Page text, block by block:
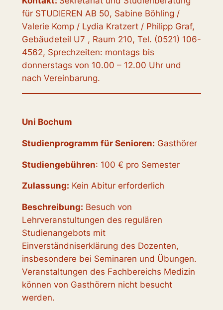
für STUDIEREN AB 50, Sabine Böhling /
Valerie Komp / Lydia Kratzert / Philipp Graf,
Gebäudeteil U7 , Raum 210, Tel. (0521) 106-
4562, Sprechzeiten: montags bis
donnerstags von 10.00 – 12.00 Uhr und
nach Vereinbarung.
Uni Bochum
Studienprogramm für Senioren: Gasthörer
Studiengebühren: 100 € pro Semester
Zulassung: Kein Abitur erforderlich
Beschreibung: Besuch von
Lehrveranstultungen des regulären
Studienangebots mit
Einverständniserklärung des Dozenten,
insbesondere bei Seminaren und Übungen.
Veranstaltungen des Fachbereichs Medizin
können von Gasthörern nicht besucht
werden.